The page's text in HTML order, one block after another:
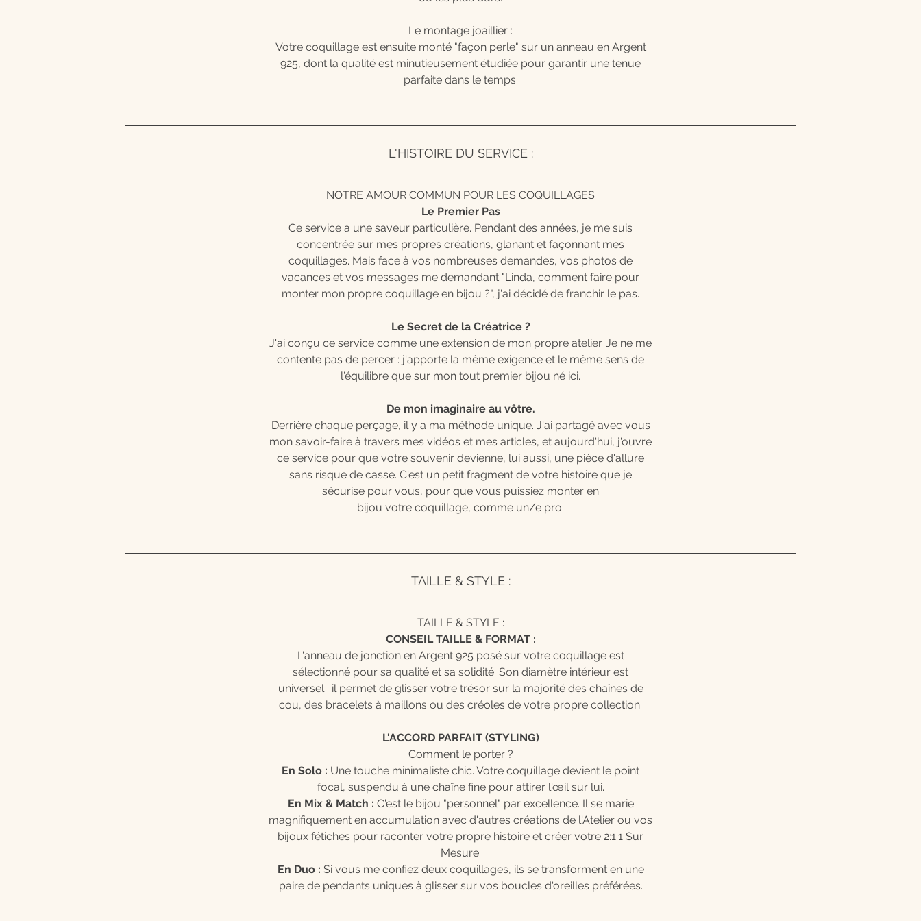
➔ Voir le service sur anneau en Or 14kt Gold Filled
Le montage joaillier :
Votre coquillage est ensuite monté "façon perle" sur un anneau en Argent
925, dont la qualité est minutieusement étudiée pour garantir une tenue
parfaite dans le temps.
L'HISTOIRE DU SERVICE :
NOTRE AMOUR COMMUN POUR LES COQUILLAGES
Le Premier Pas
Ce service a une saveur particulière. Pendant des années, je me suis
concentrée sur mes propres créations, glanant et façonnant mes
coquillages. Mais face à vos nombreuses demandes, vos photos de
vacances et vos messages me demandant "Linda, comment faire pour
monter mon propre coquillage en bijou ?", j'ai décidé de franchir le pas.
Le Secret de la Créatrice ?
J'ai conçu ce service comme une extension de mon propre atelier. Je ne me
contente pas de percer : j'apporte la même exigence et le même sens de
l'équilibre que sur mon tout premier bijou né ici.
De mon imaginaire au vôtre.
Derrière chaque perçage, il y a ma méthode unique. J'ai partagé avec vous
mon savoir-faire à travers mes vidéos et mes articles, et aujourd'hui, j'ouvre
ce service pour que votre souvenir devienne, lui aussi, une pièce d'allure
sans risque de casse. C'est un petit fragment de votre histoire que je
sécurise pour vous, pour que vous puissiez monter en
bijou votre coquillage, comme un/e pro.
TAILLE & STYLE :
TAILLE & STYLE :
CONSEIL TAILLE & FORMAT :
L'anneau de jonction en Argent 925 posé sur votre coquillage est
sélectionné pour sa qualité et sa solidité. Son diamètre intérieur est
universel : il permet de glisser votre trésor sur la majorité des chaînes de
cou, des bracelets à maillons ou des créoles de votre propre collection.
L'ACCORD PARFAIT (STYLING)
Comment le porter ?
En Solo : Une touche minimaliste chic. Votre coquillage devient le point
focal, suspendu à une chaîne fine pour attirer l'œil sur lui.
En Mix & Match : C'est le bijou "personnel" par excellence. Il se marie
magnifiquement en accumulation avec d'autres créations de l'Atelier ou vos
bijoux fétiches pour raconter votre propre histoire et créer votre 2:1:1 Sur
Mesure.
En Duo : Si vous me confiez deux coquillages, ils se transforment en une
paire de pendants uniques à glisser sur vos boucles d'oreilles préférées.